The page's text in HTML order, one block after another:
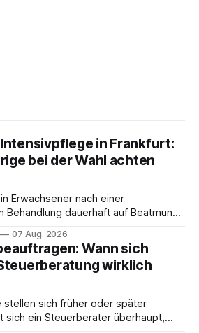
in Frankfurt:
bei der Wahl achten
Erwachsener nach einer
Behandlung dauerhaft auf Beatmung
für Familien eine schwierige
dauerhaft in der Klinik bleiben –
möglich? Die außerklinische
diese Alternative: Sie
07 Aug. 2026
Wann sich
wirklich
stellen sich früher oder später
sich ein Steuerberater überhaupt,